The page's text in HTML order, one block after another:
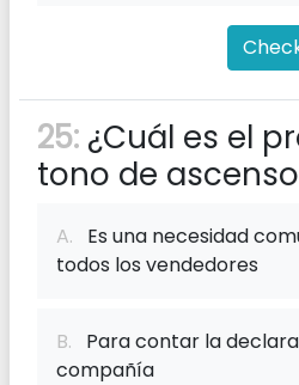
25: ¿Cuál es el
tono de
A. Es una necesidad
todos los vendedores
B. Para contar la
compañía